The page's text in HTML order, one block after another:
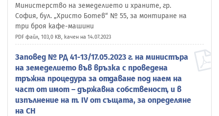
Министерство на земеделието и храните, гр.
София, бул. „Христо Ботев“ № 55, за монтиране на
три броя кафе-машини
PDF файл, 103,0 KB, качен на 14.07.2023
Заповед № РД 41-13/17.05.2023 г. на министъра
на земеделието във връзка с проведена
тръжна процедура за отдаване под наем на
част от имот – държавна собственост, и в
изпълнение на т. IV от същата, за определяне
на СН